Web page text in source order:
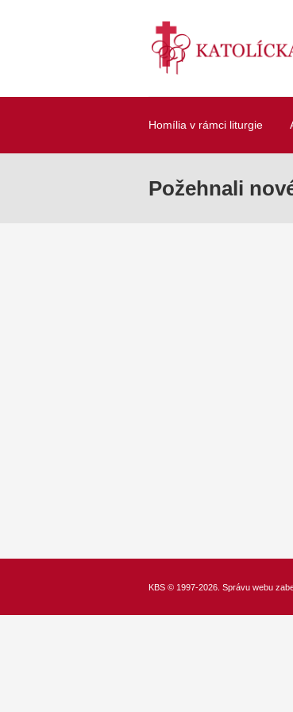
Homília v rámci liturgie
Požehnali
KBS © 1997-2026. Správu webu